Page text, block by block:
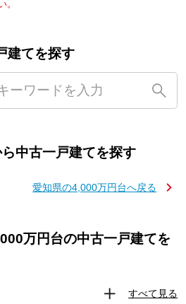
。
建てを探す
中古一戸建てを探す
愛知県の4,000万円台へ戻る
万円台の中古一戸建てを
すべて見る